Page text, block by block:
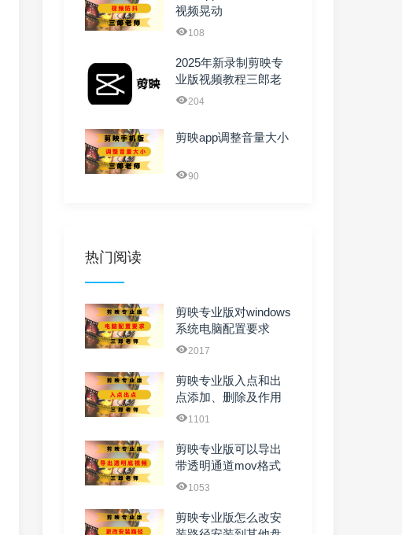
视频晃动
108
2025年新录制剪映专
业版视频教程三郎老
师电脑版剪映课程入
204
剪映app调整音量大小
90
热门阅读
剪映专业版对windows
系统电脑配置要求
2017
剪映专业版入点和出
点添加、删除及作用
1101
剪映专业版可以导出
带透明通道mov格式
的视频吗
1053
剪映专业版怎么改安